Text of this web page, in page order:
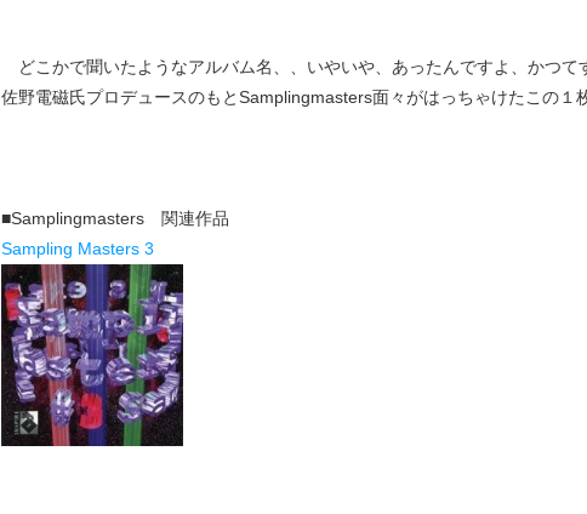
どこかで聞いたようなアルバム名、、いやいや、あったんですよ、かつて
佐野電磁氏プロデュースのもとSamplingmasters面々がはっちゃけたこの１
■Samplingmasters 関連作品
Sampling Masters 3